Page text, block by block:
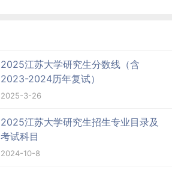
2025江苏大学研究生分数线（含
2023-2024历年复试）
2025-3-26
2025江苏大学研究生招生专业目录及
考试科目
2024-10-8